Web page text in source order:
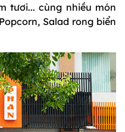
tươi... cùng nhiều món
Salad rong biển